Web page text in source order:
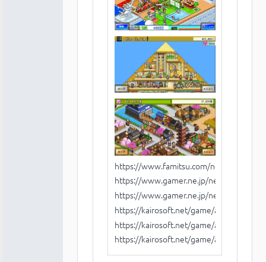
https://www.famitsu.com/news/
https://www.gamer.ne.jp/news/
https://www.gamer.ne.jp/news/
https://kairosoft.net/game/appli/
https://kairosoft.net/game/appli/
https://kairosoft.net/game/appli/